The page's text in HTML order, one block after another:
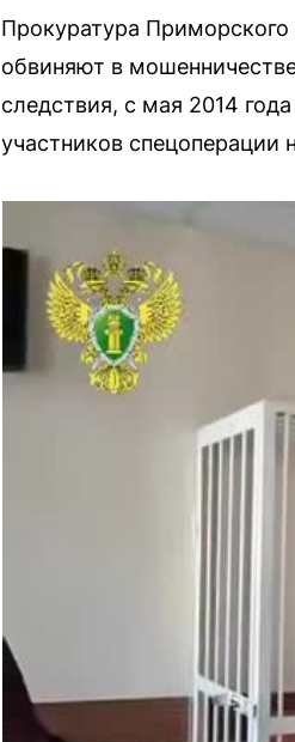
Прокуратура
обвиняют в
следствия, с мая 2014
участников спецоперации